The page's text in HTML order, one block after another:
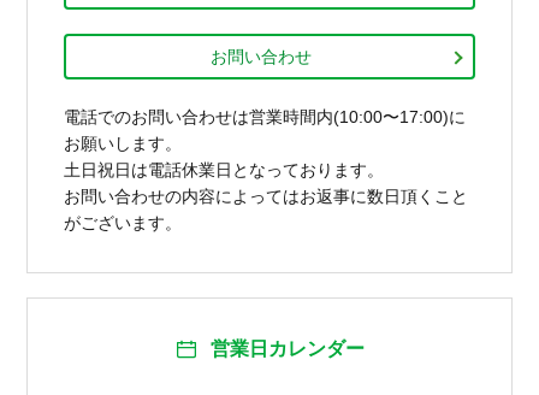
お問い合わせ
電話でのお問い合わせは営業時間内(10:00〜17:00)に
お願いします。
土日祝日は電話休業日となっております。
お問い合わせの内容によってはお返事に数日頂くこと
がございます。
営業日カレンダー